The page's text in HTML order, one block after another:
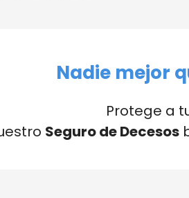
Nadie mejor
Protege a
Seguro de Decesos